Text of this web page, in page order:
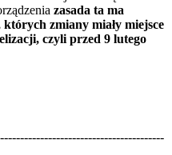
zasada ta ma
zmiany miały miejsce
czyli przed 9 lutego